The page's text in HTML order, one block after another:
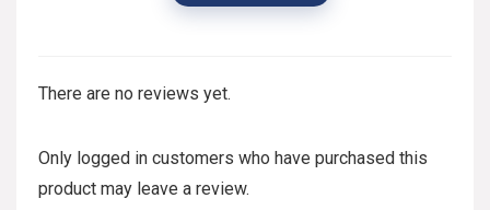
There are no reviews yet.
Only logged in customers who have purchased this
product may leave a review.